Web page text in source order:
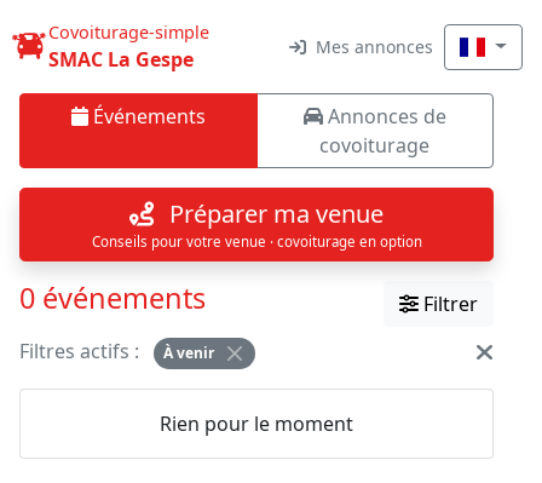
Covoiturage-simple
SMAC La Gespe Mes annonces
Événements
Annonces de
covoiturage
Préparer ma venue
Conseils pour votre venue · covoiturage en option
0 événements
Filtrer
Filtres actifs :
À venir
Rien pour le moment